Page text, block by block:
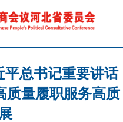
平总书记重要讲话
质量履职服务高质